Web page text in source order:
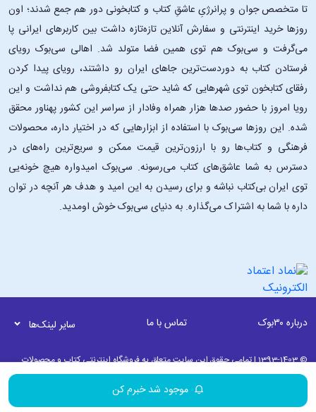
موجود شد خبرم کن
تا متخصص جوان و پرانرژیِ عاشقِ کتاب و کتابخونی دور هم جمع شدند؛ اون‌
روزها خرید اینترنتی و سفارش آنلاین تازه‌تازه داشت بین کاربرهای ایرانی پا
می‌گرفت و سی‌بوک هم توی همین فضا متولد شد. اهالی سی‌بوک رویای
فرستادن کتاب به دوردست‌ترین جاهای ایران رو داشتند، رویای پیدا کردن
رفقای کتابخون توی شهرهایی که شاید حتی یک کتابفروشی هم نداشت و این
رویا امروز با حضور صدها هزار همراه وفادار از سراسر این کشور پهناور محقق
شده. این ‌روزها سی‌بوک با استفاده از ابزارهایی که در اختیار داره، محصولات
فرهنگی و کتاب‌ها رو با ارزون‌ترین قیمت ممکن و سریع‌ترین راه‌های در
دسترس به شما عاشق‌های کتاب می‌رسونه. سی‌بوک امیدواره هیچ خونه‌یی
توی ایران بی‌کتاب نباشه و برای رسیدن به این امید و هدف هر آنچه در توان
داره با شما به اشتراک می‌گذاره. به دنیای سی‌بوک خوش اومدید.
درباره ۳۰بوک تماس با ما سایر لینک‌ها
© 1393-1403 | تمامی حقوق این سایت متعلق به فروشگاه اینترنتی کتاب و محصولات
فرهنگی 30بوک می باشد. | به روز رسانی نرم افزاری 18 مرداد ماه 1405 ساعت 01:30